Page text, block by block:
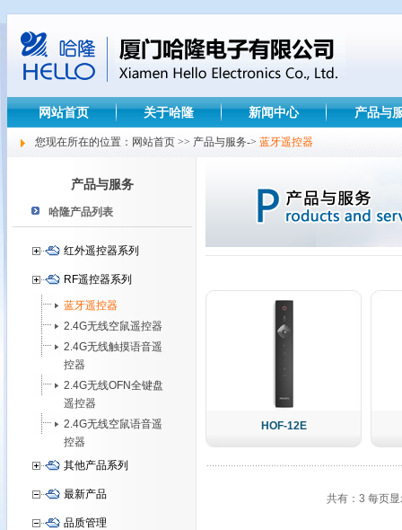
网站首页 关于哈隆 新闻中心 产品与
您现在所在的位置：网站首页 >> 产品与服务-> 蓝牙遥控器
产品与服务
哈隆产品列表
红外遥控器系列
RF遥控器系列
蓝牙遥控器
2.4G无线空鼠遥控器
2.4G无线触摸语音遥
控器
2.4G无线OFN全键盘
遥控器
2.4G无线空鼠语音遥
控器
其他产品系列
最新产品
品质管理
HOF-12E
共有：3 每页